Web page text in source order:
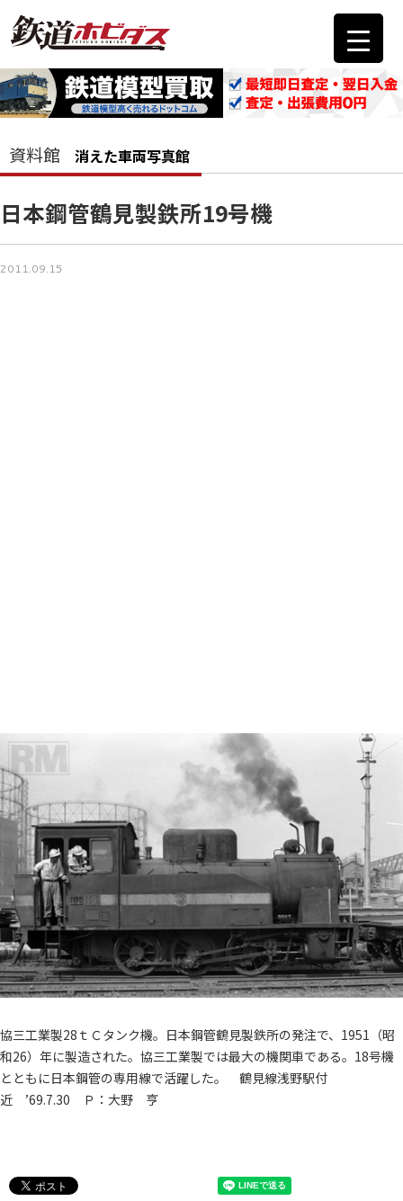
資料館 消えた車両写真館
日本鋼管鶴見製鉄所19号機
2011.09.15
協三工業製28ｔＣタンク機。日本鋼管鶴見製鉄所の発注で、1951（昭
和26）年に製造された。協三工業製では最大の機関車である。18号機
とともに日本鋼管の専用線で活躍した。 鶴見線浅野駅付
近 ’69.7.30 Ｐ：大野 亨